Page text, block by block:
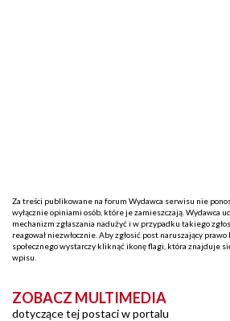
Za treści publikowane na forum Wydawca serwisu nie
wyłącznie opiniami osób, które je zamieszczają. Wydawca
mechanizm zgłaszania nadużyć i w przypadku takiego
reagował niezwłocznie. Aby zgłosić post naruszający
społecznego wystarczy kliknąć ikonę flagi, która znajduje
wpisu.
ZOBACZ MULTIMEDIA
dotyczące tej postaci w portalu